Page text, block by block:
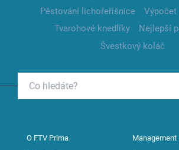
Pěstování lichořeřišnice
Výpočet
Tvarohové knedlíky
Nejlepší
Švestkový koláč
O FTV Prima Management